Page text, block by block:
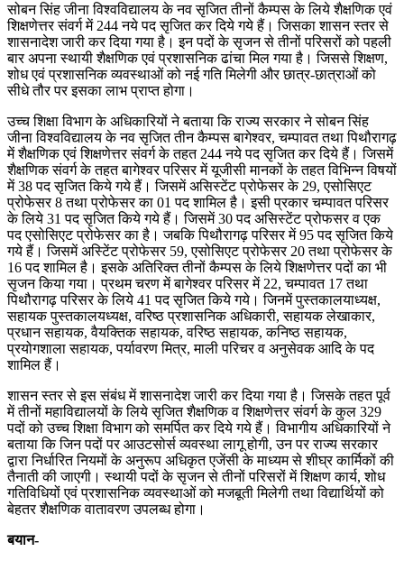
सोबन सिंह जीना विश्वविद्यालय के नव सृजित तीनों कैम्पस के लिये शैक्षणिक एवं
शिक्षणेत्तर संवर्ग में 244 नये पद सृजित कर दिये गये हैं। जिसका शासन स्तर से
शासनादेश जारी कर दिया गया है। इन पदों के सृजन से तीनों परिसरों को पहली
बार अपना स्थायी शैक्षणिक एवं प्रशासनिक ढांचा मिल गया है। जिससे शिक्षण,
शोध एवं प्रशासनिक व्यवस्थाओं को नई गति मिलेगी और छात्र-छात्राओं को
सीधे तौर पर इसका लाभ प्राप्त होगा।
उच्च शिक्षा विभाग के अधिकारियों ने बताया कि राज्य सरकार ने सोबन सिंह
जीना विश्वविद्यालय के नव सृजित तीन कैम्पस बागेश्वर, चम्पावत तथा पिथौरागढ़
में शैक्षणिक एवं शिक्षणेत्तर संवर्ग के तहत 244 नये पद सृजित कर दिये हैं। जिसमें
शैक्षणिक संवर्ग के तहत बागेश्वर परिसर में यूजीसी मानकों के तहत विभिन्न विषयों
में 38 पद सृजित किये गये हैं। जिसमें असिस्टेंट प्रोफेसर के 29, एसोसिएट
प्रोफेसर 8 तथा प्रोफेसर का 01 पद शामिल है। इसी प्रकार चम्पावत परिसर
के लिये 31 पद सृजित किये गये हैं। जिसमें 30 पद असिस्टेंट प्रोफसर व एक
पद एसोसिएट प्रोफेसर का है। जबकि पिथौरागढ़ परिसर में 95 पद सृजित किये
गये हैं। जिसमें अस्टिेंट प्रोफेसर 59, एसोसिएट प्रोफेसर 20 तथा प्रोफेसर के
16 पद शामिल है। इसके अतिरिक्त तीनों कैम्पस के लिये शिक्षणेत्तर पदों का भी
सृजन किया गया। प्रथम चरण में बागेश्वर परिसर में 22, चम्पावत 17 तथा
पिथौरागढ़ परिसर के लिये 41 पद सृजित किये गये। जिनमें पुस्तकालयाध्यक्ष,
सहायक पुस्तकालयध्यक्ष, वरिष्ठ प्रशासनिक अधिकारी, सहायक लेखाकार,
प्रधान सहायक, वैयक्तिक सहायक, वरिष्ठ सहायक, कनिष्ठ सहायक,
प्रयोगशाला सहायक, पर्यावरण मित्र, माली परिचर व अनुसेवक आदि के पद
शामिल हैं।
शासन स्तर से इस संबंध में शासनादेश जारी कर दिया गया है। जिसके तहत पूर्व
में तीनों महाविद्यालयों के लिये सृजित शैक्षणिक व शिक्षणेत्तर संवर्ग के कुल 329
पदों को उच्च शिक्षा विभाग को समर्पित कर दिये गये हैं। विभागीय अधिकारियों ने
बताया कि जिन पदों पर आउटसोर्स व्यवस्था लागू होगी, उन पर राज्य सरकार
द्वारा निर्धारित नियमों के अनुरूप अधिकृत एजेंसी के माध्यम से शीघ्र कार्मिकों की
तैनाती की जाएगी। स्थायी पदों के सृजन से तीनों परिसरों में शिक्षण कार्य, शोध
गतिविधियों एवं प्रशासनिक व्यवस्थाओं को मजबूती मिलेगी तथा विद्यार्थियों को
बेहतर शैक्षणिक वातावरण उपलब्ध होगा।
बयान-